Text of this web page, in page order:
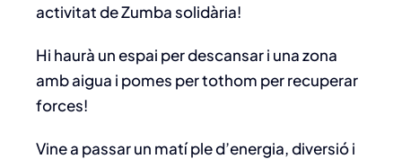
activitat de Zumba solidària!
Hi haurà un espai per descansar i una zona
amb aigua i pomes per tothom per recuperar
forces!
Vine a passar un matí ple d’energia, diversió i